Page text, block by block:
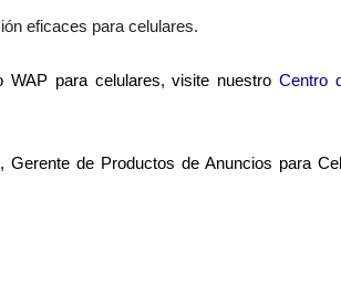
eficaces para celulares.
WAP para celulares, visite nuestro Centro
Gerente de Productos de Anuncios para